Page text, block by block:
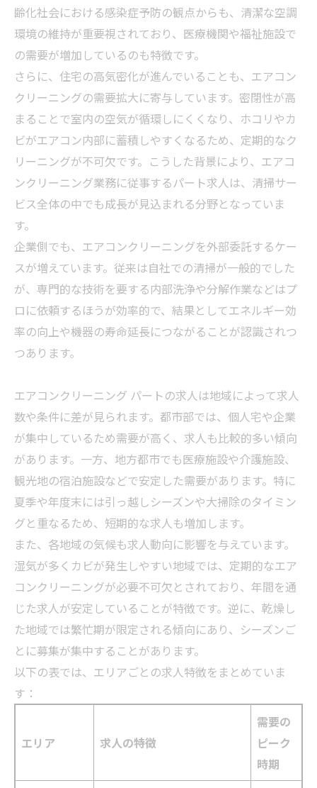
齢化社会における感染症予防の観点からも、清潔な空調
環境の維持が重要視されており、医療機関や福祉施設で
の需要が増加しているのも特徴です。
さらに、住宅の高気密化が進んでいることも、エアコン
クリーニングの需要拡大に寄与しています。密閉性が高
まることで室内の空気が循環しにくくなり、ホコリやカ
ビがエアコン内部に蓄積しやすくなるため、定期的なク
リーニングが不可欠です。こうした背景により、エアコ
ンクリーニング業務に従事するパート求人は、清掃サー
ビス全体の中でも成長が見込まれる分野となっていま
す。
企業側でも、エアコンクリーニングを外部委託するケー
スが増えています。従来は自社での清掃が一般的でした
が、専門的な技術を要する内部洗浄や分解作業などはプ
ロに依頼するほうが効率的で、結果としてエネルギー効
率の向上や機器の寿命延長につながることが認識されつ
つあります。
エアコンクリーニング パートの求人は地域によって求人
数や条件に差が見られます。都市部では、個人宅や企業
が集中しているため需要が高く、求人も比較的多い傾向
があります。一方、地方都市でも医療施設や介護施設、
観光地の宿泊施設などで安定した需要があります。特に
夏季や年度末には引っ越しシーズンや大掃除のタイミン
グと重なるため、短期的な求人も増加します。
また、各地域の気候も求人動向に影響を与えています。
湿気が多くカビが発生しやすい地域では、定期的なエア
コンクリーニングが必要不可欠とされており、年間を通
じた求人が安定していることが特徴です。逆に、乾燥し
た地域では繁忙期が限定される傾向にあり、シーズンご
とに募集が集中することがあります。
以下の表では、エリアごとの求人特徴をまとめていま
す：
エリア 求人の特徴
需要の
ピーク
時期